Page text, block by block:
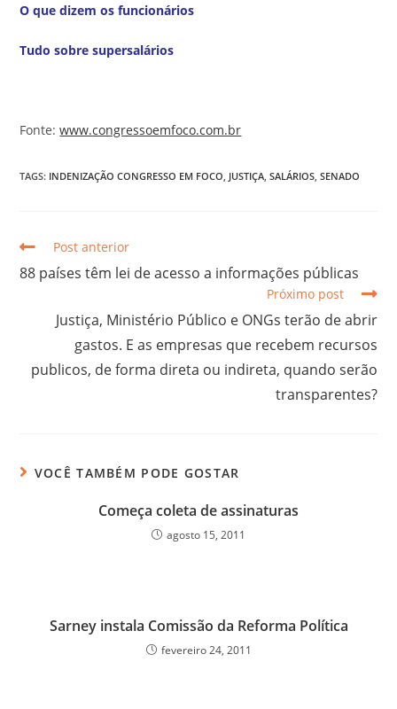
O que dizem os funcionários
Tudo sobre supersalários
Fonte:www.congressoemfoco.com.br
TAGS: INDENIZAÇÃO CONGRESSO EM FOCO JUSTIÇA SALÁRIOS SENADO
Post anterior
88 países têm lei de acesso a informações públicas
Próximo post
Justiça, Ministério Público e ONGs terão de abrir
gastos. E as empresas que recebem recursos
publicos, de forma direta ou indireta, quando serão
transparentes?
VOCÊ TAMBÉM PODE GOSTAR
Começa coleta de assinaturas
agosto 15, 2011
Sarney instala Comissão da Reforma Política
fevereiro 24, 2011